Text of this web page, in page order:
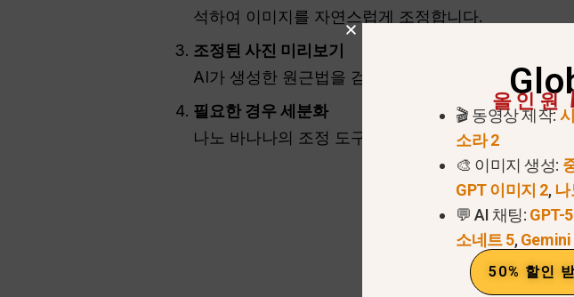
석하여 이미지를 자연스럽게 조정합니다.
조정된 사진 미리보기
AI가 생성한 원근법을 검토하고 모든 요소가 비례적
필요한 경우 세분화
나노 바나나의 조정 도구를 사용하여 정렬, 배율 또
올인원
🎬 동영상 제작:
소라 2
🎨 이미지 생성:
GPT 이미지 2,
💬 AI 채팅: GPT-
소네트 5,Gemini
50% 할인